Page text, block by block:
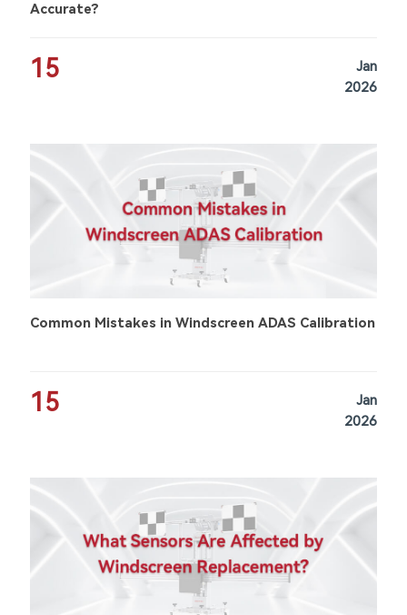
Accurate?
15
Jan
2026
Common Mistakes in Windscreen ADAS Calibration
15
Jan
2026